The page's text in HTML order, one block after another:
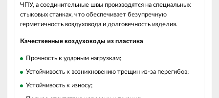
ЧПУ, а соединительные швы производятся на специальных
стыковых станках, что обеспечивает безупречную
герметичность воздуховода и долговечность изделия.
Качественные воздуховоды из пластика
Прочность к ударным нагрузкам;
Устойчивость к возникновению трещин из-за перегибов;
Устойчивость к износу;